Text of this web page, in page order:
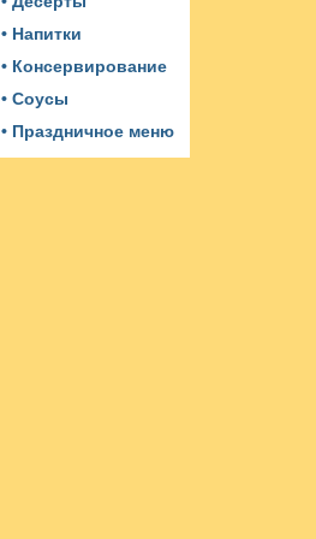
• Напитки
• Консервирование
• Соусы
• Праздничное меню